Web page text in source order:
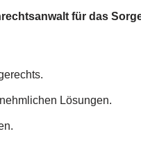
für das
Lösungen.